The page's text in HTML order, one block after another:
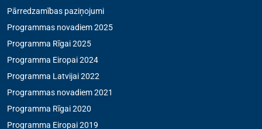
Pārredzamības paziņojumi
Programmas novadiem 2025
Programma Rīgai 2025
Programma Eiropai 2024
Programma Latvijai 2022
Programmas novadiem 2021
Programma Rīgai 2020
Programma Eiropai 2019